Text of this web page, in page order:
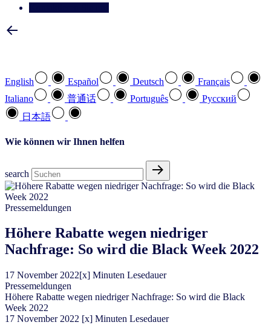
English Español Deutsch
Français
Italiano
普通话 Português
Pусский
日本語
Wie können wir Ihnen helfen
search
Pressemeldungen
Höhere Rabatte wegen niedriger
Nachfrage: So wird die Black Week 2022
17 November 2022[x] Minuten Lesedauer
Pressemeldungen
Höhere Rabatte wegen niedriger Nachfrage: So wird die Black
Week 2022
17 November 2022 [x] Minuten Lesedauer